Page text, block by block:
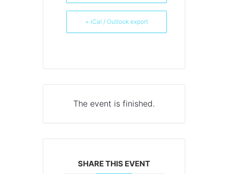
+ iCal / Outlook export
The event is finished.
SHARE THIS EVENT